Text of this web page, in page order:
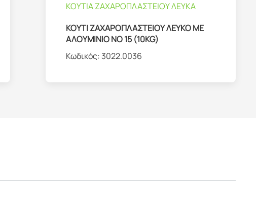
ΚΟΥΤΙΑ ΖΑΧΑΡΟΠΛΑΣΤΕΙΟΥ ΛΕΥΚΑ
ΚΟΥΤΙ ΖΑΧΑΡΟΠΛΑΣΤΕΙΟΥ ΛΕΥΚΟ ΜΕ
ΑΛΟΥΜΙΝΙΟ ΝΟ 15 (10KG)
Κωδικός: 3022.0036